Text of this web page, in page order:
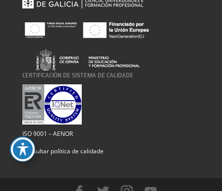
CERTIFICACIÓN DE SISTEMA DE CALIDADE
ISO 9001 – AENOR
Consultar política de calidade